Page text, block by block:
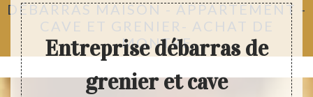
DÉBARRAS MAISON - APPARTEMENT -
CAVE ET GRENIER- ACHAT DE
MONTRE
Entreprise débarras de
grenier et cave